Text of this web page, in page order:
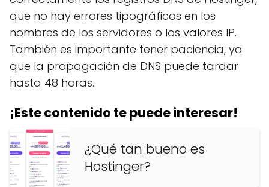
que no hay errores tipográficos en los
nombres de los servidores o los valores IP.
También es importante tener paciencia, ya
que la propagación de DNS puede tardar
hasta 48 horas.
¡Este contenido te puede interesar!
¿Qué tan bueno es
Hostinger?